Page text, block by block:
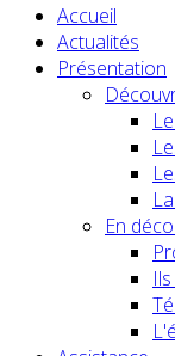
Accueil
Actualités
Présentation
En